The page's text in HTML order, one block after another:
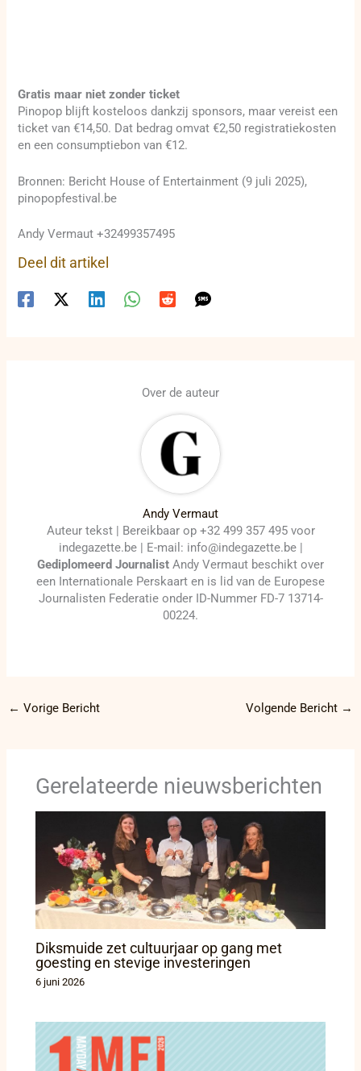
Gratis maar niet zonder ticket
Pinopop blijft kosteloos dankzij sponsors, maar vereist een
ticket van €14,50. Dat bedrag omvat €2,50 registratiekosten
en een consumptiebon van €12.
Bronnen: Bericht House of Entertainment (9 juli 2025),
pinopopfestival.be
Andy Vermaut +32499357495
Deel dit artikel
Over de auteur
Andy Vermaut
Auteur tekst | Bereikbaar op +32 499 357 495 voor
indegazette.be | E-mail: info@indegazette.be |
Gediplomeerd Journalist Andy Vermaut beschikt over
een Internationale Perskaart en is lid van de Europese
Journalisten Federatie onder ID-Nummer FD-7 13714-
00224.
← Vorige Bericht Volgende Bericht →
Gerelateerde nieuwsberichten
Diksmuide zet cultuurjaar op gang met
goesting en stevige investeringen
6 juni 2026